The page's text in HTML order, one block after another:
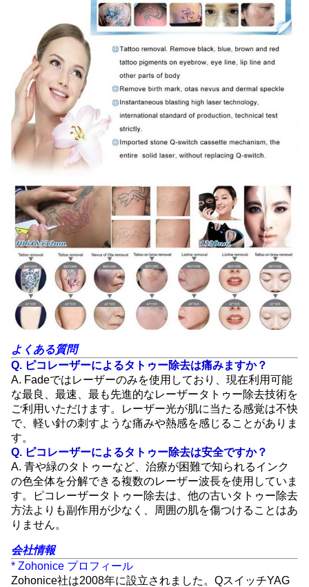
よくある質問
Q. ピコレーザーによるタトゥー除去は痛みますか？
A. Fadeではレーザーのみを使用しており、現在利用可能
な最良、最速、最も先進的なレーザータトゥー除去技術を
ご利用いただけます。レーザー光が肌に当たる感覚は不快
で、軽い針の刺すような痛みや熱感を感じることがありま
す。
Q. ピコレーザーによるタトゥー除去は安全ですか？
A. 青や緑のタトゥーなど、治療が困難で知られるインク
の色全体を分解できる複数のレーザー波長を使用していま
す。ピコレーザータトゥー除去は、他の古いタトゥー除去
方法よりも副作用が少なく、周囲の肌を傷つけることはあ
りません。
会社情報
* Zohonice プロフィール
Zohonice社は2008年に設立されました。QスイッチYAG